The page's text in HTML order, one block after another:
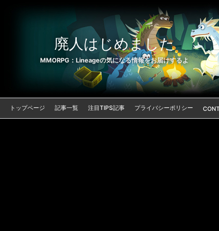
廃人はじめました
MMORPG：Lineageの気になる情報をお届けするよ
トップページ 記事一覧 注目TIPS記事 プライバシーポリシー